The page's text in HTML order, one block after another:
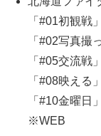
「#01初観戦
「#02写真撮
「#05交流戦
「#08映える
「#10金曜日
※WEB